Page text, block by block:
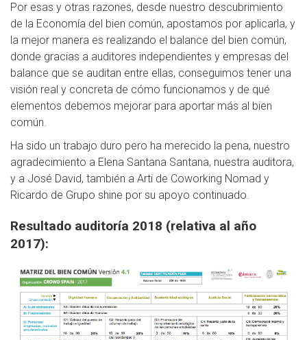
Por esas y otras razones, desde nuestro descubrimiento
de la Economía del bien común, apostamos por aplicarla, y
la mejor manera es realizando el balance del bien común,
donde gracias a auditores independientes y empresas del
balance que se auditan entre ellas, conseguimos tener una
visión real y concreta de cómo funcionamos y de qué
elementos debemos mejorar para aportar más al bien
común.
Ha sido un trabajo duro pero ha merecido la pena, nuestro
agradecimiento a Elena Santana Santana, nuestra auditora,
y a José David, también a Arti de Coworking Nomad y
Ricardo de Grupo shine por su apoyo continuado.
Resultado auditoría 2018 (relativa al año
2017):